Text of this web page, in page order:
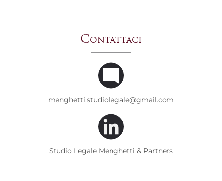
Contattaci
menghetti.studiolegale@gmail.com
Studio Legale Menghetti & Partners